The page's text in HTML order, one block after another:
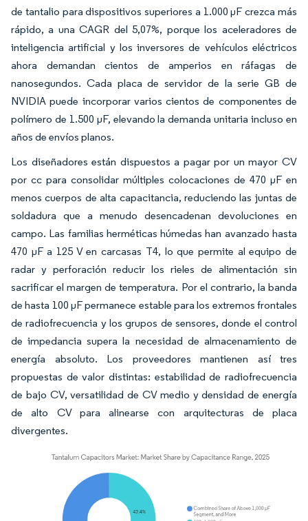
de tantalio para dispositivos superiores a 1.000 µF crezca más
rápido, a una CAGR del 5,07%, porque los aceleradores de
inteligencia artificial y los inversores de vehículos eléctricos
ahora demandan cientos de amperios en ráfagas de
nanosegundos. Cada placa de servidor de la serie GB de
NVIDIA puede incorporar varios cientos de componentes de
polímero de 1.500 µF, elevando la demanda unitaria incluso en
años de envíos planos.
Los diseñadores están dispuestos a pagar por un mayor CV
por cc para consolidar múltiples colocaciones de 470 µF en
menos cuerpos de alta capacitancia, reduciendo las juntas de
soldadura que a menudo desencadenan devoluciones en
campo. Las familias herméticas húmedas han avanzado hasta
470 µF a 125 V en carcasas T4, lo que permite al equipo de
radar y perforación reducir los rieles de alimentación sin
sacrificar el margen de temperatura. Por el contrario, la banda
de hasta 100 µF permanece estable para los extremos frontales
de radiofrecuencia y los grupos de sensores, donde el control
de impedancia supera la necesidad de almacenamiento de
energía absoluto. Los proveedores mantienen así tres
propuestas de valor distintas: estabilidad de radiofrecuencia
de bajo CV, versatilidad de CV medio y densidad de energía
de alto CV para alinearse con arquitecturas de placa
divergentes.